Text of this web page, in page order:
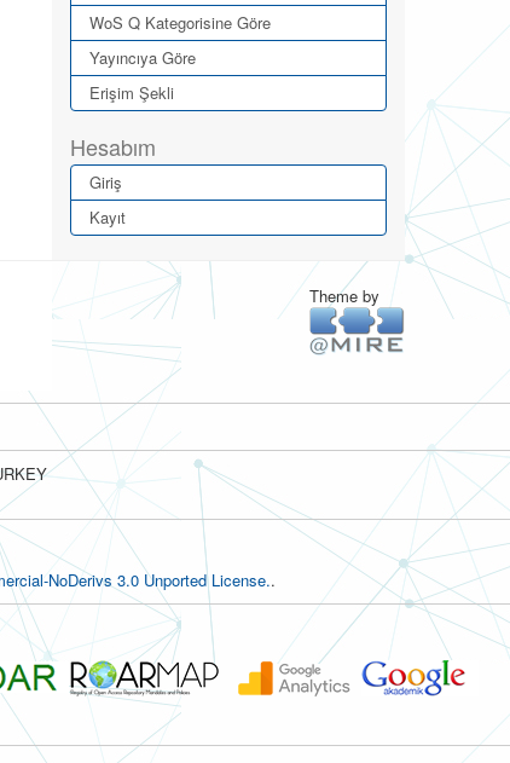
WoS Q Kategorisine Göre
Yayıncıya Göre
Erişim Şekli
Hesabım
Giriş
Kayıt
Theme by
NoDerivs 3.0 Unported License..